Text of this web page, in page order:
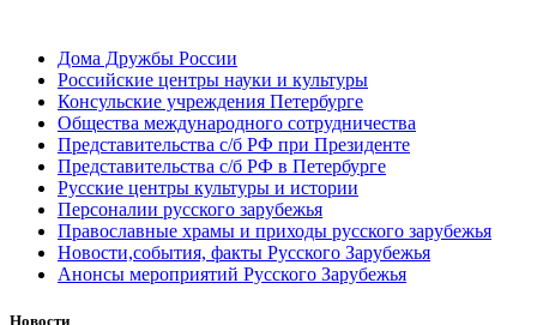
Дома Дружбы России
Российские центры науки и культуры
Консульские учреждения Петербурге
Общества международного сотрудничества
Представительства с/б РФ при Президенте
Представительства с/б РФ в Петербурге
Русские центры культуры и истории
Персоналии русского зарубежья
Православные храмы и приходы русского зарубежья
Новости,события, факты Русского Зарубежья
Анонсы мероприятий Русского Зарубежья
Новости